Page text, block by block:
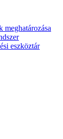
meghatározása
eszköztár